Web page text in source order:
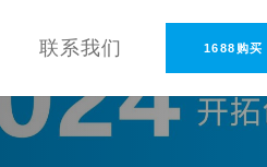
联系我们 1688购买